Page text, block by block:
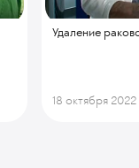
Удаление
18 октября 2022